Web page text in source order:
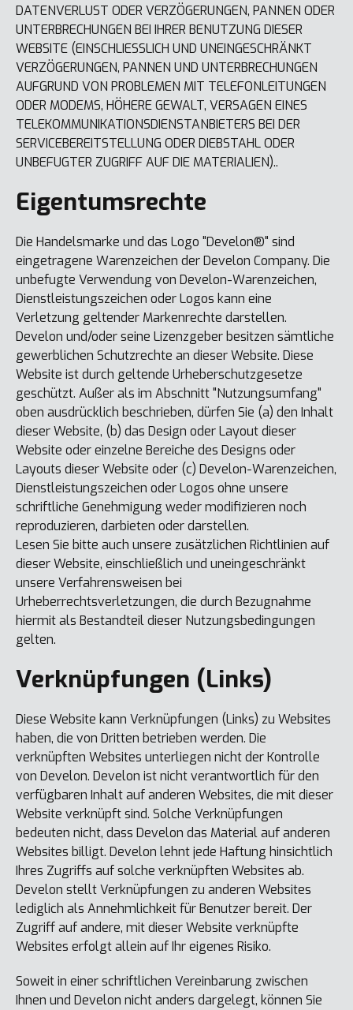
DATENVERLUST ODER VERZÖGERUNGEN, PANNEN ODER
UNTERBRECHUNGEN BEI IHRER BENUTZUNG DIESER
WEBSITE (EINSCHLIESSLICH UND UNEINGESCHRÄNKT
VERZÖGERUNGEN, PANNEN UND UNTERBRECHUNGEN
AUFGRUND VON PROBLEMEN MIT TELEFONLEITUNGEN
ODER MODEMS, HÖHERE GEWALT, VERSAGEN EINES
TELEKOMMUNIKATIONSDIENSTANBIETERS BEI DER
SERVICEBEREITSTELLUNG ODER DIEBSTAHL ODER
UNBEFUGTER ZUGRIFF AUF DIE MATERIALIEN)..
Eigentumsrechte
Die Handelsmarke und das Logo "Develon®" sind
eingetragene Warenzeichen der Develon Company. Die
unbefugte Verwendung von Develon-Warenzeichen,
Dienstleistungszeichen oder Logos kann eine
Verletzung geltender Markenrechte darstellen.
Develon und/oder seine Lizenzgeber besitzen sämtliche
gewerblichen Schutzrechte an dieser Website. Diese
Website ist durch geltende Urheberschutzgesetze
geschützt. Außer als im Abschnitt "Nutzungsumfang"
oben ausdrücklich beschrieben, dürfen Sie (a) den Inhalt
dieser Website, (b) das Design oder Layout dieser
Website oder einzelne Bereiche des Designs oder
Layouts dieser Website oder (c) Develon-Warenzeichen,
Dienstleistungszeichen oder Logos ohne unsere
schriftliche Genehmigung weder modifizieren noch
reproduzieren, darbieten oder darstellen.
Lesen Sie bitte auch unsere zusätzlichen Richtlinien auf
dieser Website, einschließlich und uneingeschränkt
unsere Verfahrensweisen bei
Urheberrechtsverletzungen, die durch Bezugnahme
hiermit als Bestandteil dieser Nutzungsbedingungen
gelten.
Verknüpfungen (Links)
Diese Website kann Verknüpfungen (Links) zu Websites
haben, die von Dritten betrieben werden. Die
verknüpften Websites unterliegen nicht der Kontrolle
von Develon. Develon ist nicht verantwortlich für den
verfügbaren Inhalt auf anderen Websites, die mit dieser
Website verknüpft sind. Solche Verknüpfungen
bedeuten nicht, dass Develon das Material auf anderen
Websites billigt. Develon lehnt jede Haftung hinsichtlich
Ihres Zugriffs auf solche verknüpften Websites ab.
Develon stellt Verknüpfungen zu anderen Websites
lediglich als Annehmlichkeit für Benutzer bereit. Der
Zugriff auf andere, mit dieser Website verknüpfte
Websites erfolgt allein auf Ihr eigenes Risiko.
Soweit in einer schriftlichen Vereinbarung zwischen
Ihnen und Develon nicht anders dargelegt, können Sie